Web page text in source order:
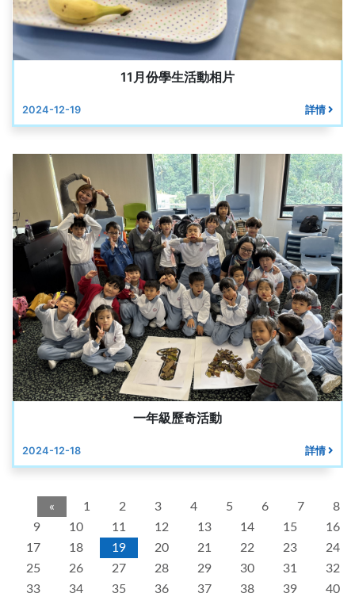
11月份學生活動相片
2024-12-19 詳情
一年級歷奇活動
2024-12-18 詳情
« 1 2 3 4 5 6 7
8
9
10 11 12 13 14 15
16
17
18 19 20 21 22 23
24
25
26 27 28 29 30 31
32
33
34 35 36 37 38 39 40